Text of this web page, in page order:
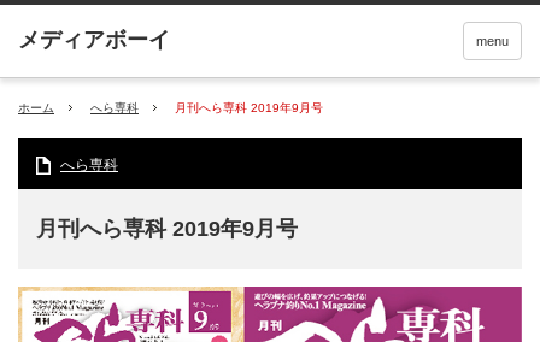
menu
ホーム へら専科 月刊へら専科 2019年9月号
へら専科
月刊へら専科 2019年9月号